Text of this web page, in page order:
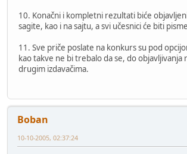
10. Konačni i kompletni rezultati biće
sagite, kao i na sajtu, a svi učesnici će biti
11. Sve priče poslate na konkurs su pod
kao takve ne bi trebalo da se, do objavljivanja
drugim izdavačima.
Boban
10-10-2005, 02:37:24